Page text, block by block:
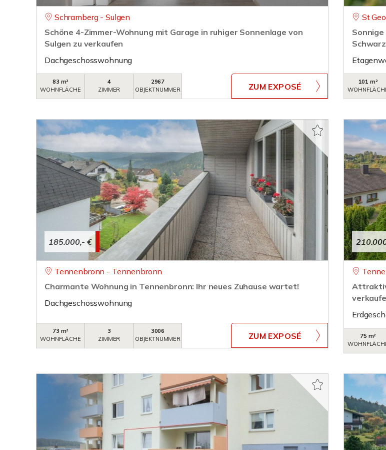
Schramberg - Sulgen
Schöne 4-Zimmer-Wohnung mit Garage in ruhiger Sonnenlage von
Sulgen zu verkaufen
Dachgeschosswohnung
83 m²
WOHNFLÄCHE
4
ZIMMER
2967
OBJEKTNUMMER
ZUM EXPOSÉ
St
101 m²
185.000,- €
Tennenbronn - Tennenbronn
Charmante Wohnung in Tennenbronn: Ihr neues Zuhause wartet!
Dachgeschosswohnung
73 m²
WOHNFLÄCHE
3
ZIMMER
3006
OBJEKTNUMMER
ZUM EXPOSÉ
75 m²